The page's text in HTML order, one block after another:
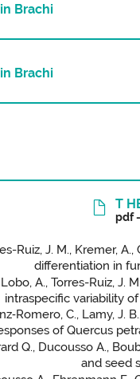
Brachi
Brachi
T
pdf
Ruiz, J. M., Kremer,
differentiation in
Lobo, A., Torres-Ruiz, J.
intraspecific variability
C., Lamy, J.
of Quercus
Q., Ducousso A.,
and seed